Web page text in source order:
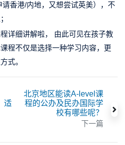
请香港/内地，又想尝试英美），不
详细讲解啦， 由此可见在孩子教
程不仅是选择一种学习内容，更
式。
适
北京地区能读A-level课
程的公办及民办国际学
校有哪些呢？
下一篇